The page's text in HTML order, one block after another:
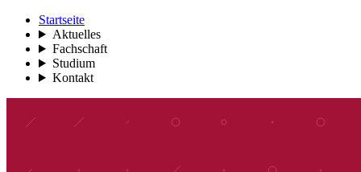
Startseite
Aktuelles
Fachschaft
Studium
Kontakt